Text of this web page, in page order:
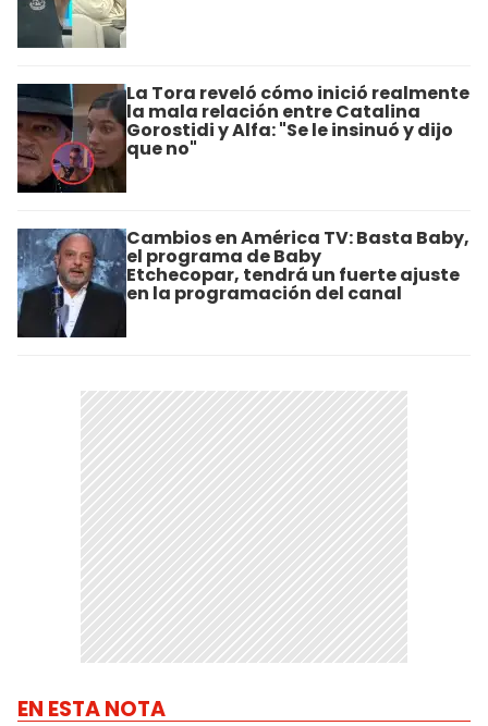
La Tora reveló cómo inició realmente
la mala relación entre Catalina
Gorostidi y Alfa: "Se le insinuó y dijo
que no"
Cambios en América TV: Basta Baby,
el programa de Baby
Etchecopar, tendrá un fuerte ajuste
en la programación del canal
EN ESTA NOTA